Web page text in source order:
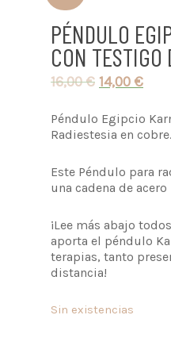
PÉNDULO
CON TESTIGO
16,00€ 14,00 €
Péndulo Egipcio
Radiestesia en cobre.
Este Péndulo para
una cadena de
¡Lee más abajo
aporta el péndulo
terapias, tanto
distancia!
Sin existencias